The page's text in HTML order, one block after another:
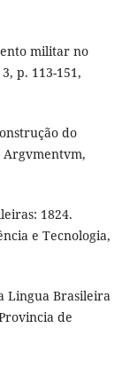
militar no
p. 113-151,
do
Argvmentvm,
1824.
e Tecnologia,
Lingua Brasileira
de